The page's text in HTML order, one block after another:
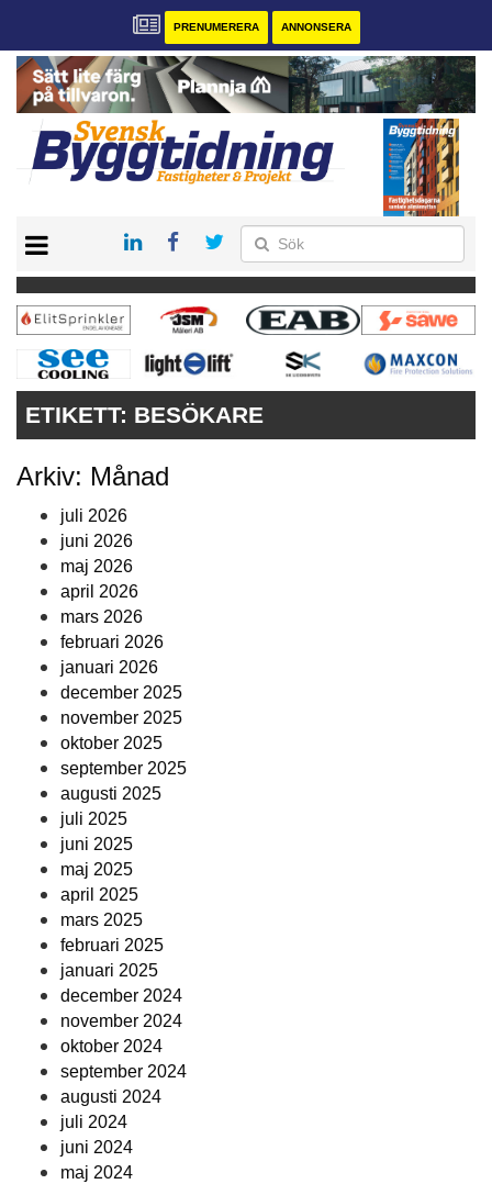
PRENUMERERA ANNONSERA
PRENUMERERA
VÅRA ANDRA MAGASIN
ANNONSERA
KONTAKT
ETIKETT: BESÖKARE
Arkiv: Månad
juli 2026
juni 2026
maj 2026
april 2026
mars 2026
februari 2026
januari 2026
december 2025
november 2025
oktober 2025
september 2025
augusti 2025
juli 2025
juni 2025
maj 2025
april 2025
mars 2025
februari 2025
januari 2025
december 2024
november 2024
oktober 2024
september 2024
augusti 2024
juli 2024
juni 2024
maj 2024